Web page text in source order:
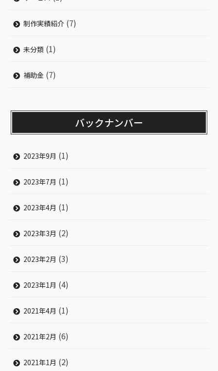
制作実績紹介 (7)
未分類 (1)
補助金 (7)
バックナンバー
2023年9月 (1)
2023年7月 (1)
2023年4月 (1)
2023年3月 (2)
2023年2月 (3)
2023年1月 (4)
2021年4月 (1)
2021年2月 (6)
2021年1月 (2)